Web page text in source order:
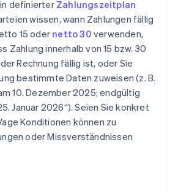
definierter Zahlungszeitplan
wissen, wann Zahlungen fällig
15 oder netto 30 verwenden,
Zahlung innerhalb von 15 bzw. 30
Rechnung fällig ist, oder Sie
bestimmte Daten zuweisen (z. B.
10. Dezember 2025; endgültig
Januar 2026“). Seien Sie konkret
Konditionen können zu
oder Missverständnissen